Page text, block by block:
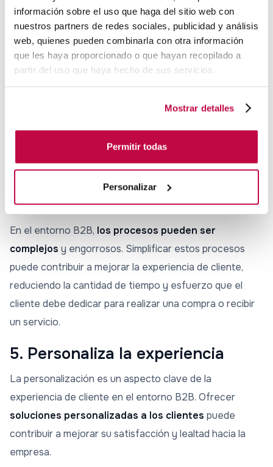
información sobre el uso que haga del sitio web con
nuestros partners de redes sociales, publicidad y análisis
web, quienes pueden combinarla con otra información
que les haya proporcionado o que hayan recopilado a
partir del uso que haya hecho de sus servicios.
Mostrar detalles
Permitir todas
Personalizar
necesidades están siendo atendidas y que se sienten
valorados.
3. Ofrece un servicio al cliente
excepcional
surgir durante el proceso de venta o postventa.
4. Simplifica los procesos
En el entorno B2B, los procesos pueden ser
complejos y engorrosos. Simplificar estos procesos
puede contribuir a mejorar la experiencia de cliente,
reduciendo la cantidad de tiempo y esfuerzo que el
cliente debe dedicar para realizar una compra o recibir
un servicio.
5. Personaliza la experiencia
La personalización es un aspecto clave de la
experiencia de cliente en el entorno B2B. Ofrecer
soluciones personalizadas a los clientes puede
contribuir a mejorar su satisfacción y lealtad hacia la
empresa.